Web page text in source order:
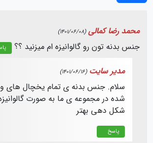
محمد رضا کمالی(1401/06/08)
جنس بدنه تون رو گالوانیزه ام میزنید ؟؟
مدیر سایت (1401/06/16)
سلام. جنس بدنه ی تمام یخچال های
شده در مجموعه ی ما به صورت
شکل دهی بهتر
پاسخ